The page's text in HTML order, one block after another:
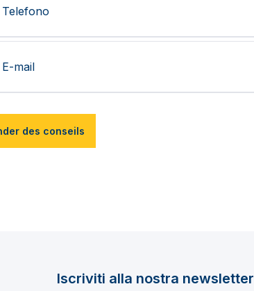
Telefono
E-mail
des conseils
Iscriviti alla nostra newsletter